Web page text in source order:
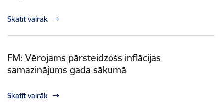
Skatīt vairāk
FM: Vērojams pārsteidzošs inflācijas
samazinājums gada sākumā
Skatīt vairāk